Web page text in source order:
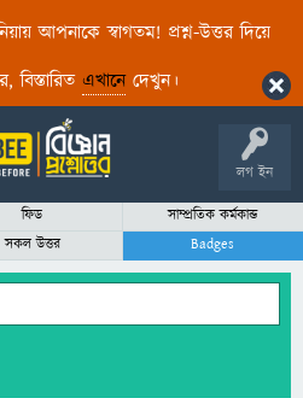
আপনাকে স্বাগতম! প্রশ্ন-উত্তর দিয়ে
বিস্তারিত এখানেদেখুন।
লগ ইন
ফিড
সাম্প্রতিক কর্মকান্ড
সকল উত্তর Badges